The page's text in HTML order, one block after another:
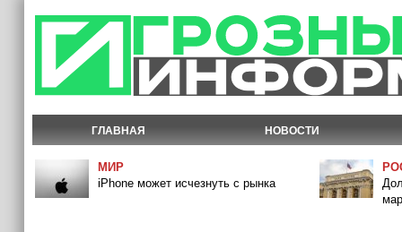
ГЛАВНАЯ НОВОСТИ
МИР
iPhone может исчезнуть с рынка